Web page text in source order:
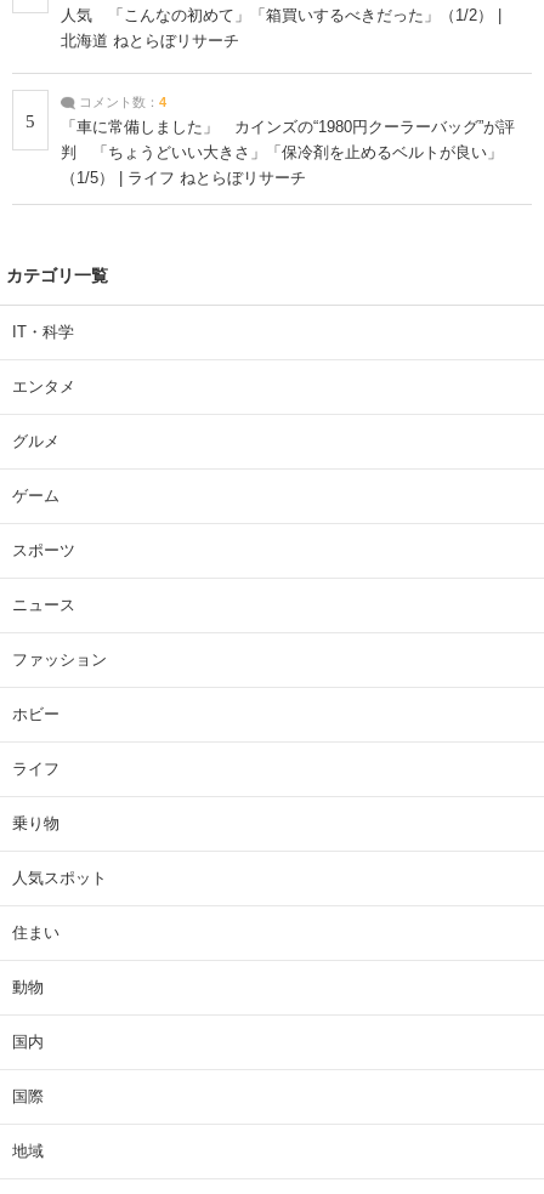
人気 「こんなの初めて」「箱買いするべきだった」（1/2） |
北海道 ねとらぼリサーチ
5
コメント数： 4
「車に常備しました」 カインズの“1980円クーラーバッグ”が評
判 「ちょうどいい大きさ」「保冷剤を止めるベルトが良い」
（1/5） | ライフ ねとらぼリサーチ
カテゴリ一覧
IT・科学
エンタメ
グルメ
ゲーム
スポーツ
ニュース
ファッション
ホビー
ライフ
乗り物
人気スポット
住まい
動物
国内
国際
地域